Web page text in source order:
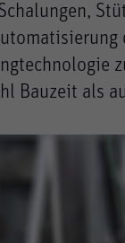
Bauzeit als